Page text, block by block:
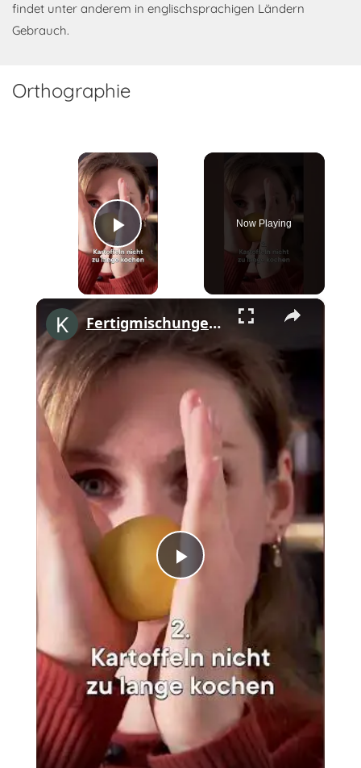
findet unter anderem in englischsprachigen Ländern
Gebrauch.
Orthographie
×
Play Video
Now Playing
×
Play
Video
Fertigmischungen adé. Rezept auf kitchenstories.de #siemenshome #shorts